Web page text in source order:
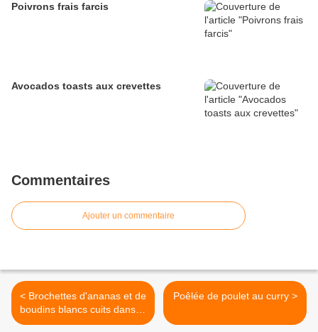
Poivrons frais farcis
Avocados toasts aux crevettes
Commentaires
Ajouter un commentaire
< Brochettes d'ananas et de
boudins blancs cuits dans la
poêle grill en fonte
Poêlée de poulet au curry >